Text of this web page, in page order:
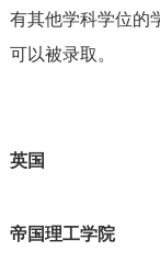
有其他学科学位的
可以被录取。
英国
帝国理工学院